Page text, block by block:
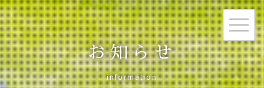
お知らせ
information